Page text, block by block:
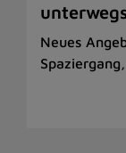
Neues